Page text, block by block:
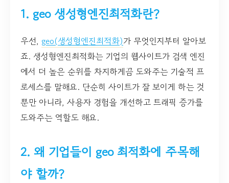
1. geo 생성형엔진최적화란?
우선, geo(생성형엔진최적화)가 무엇인지부터 알아보
죠. 생성형엔진최적화는 기업의 웹사이트가 검색 엔진
에서 더 높은 순위를 차지하게끔 도와주는 기술적 프
로세스를 말해요. 단순히 사이트가 잘 보이게 하는 것
뿐만 아니라, 사용자 경험을 개선하고 트래픽 증가를
도와주는 역할도 해요.
2. 왜 기업들이 geo 최적화에 주목해
야 할까?